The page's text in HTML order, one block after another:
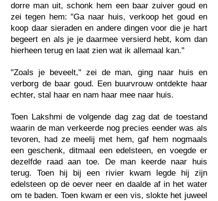
dorre man uit, schonk hem een baar zuiver goud en
zei tegen hem: "Ga naar huis, verkoop het goud en
koop daar sieraden en andere dingen voor die je hart
begeert en als je je daarmee versierd hebt, kom dan
hierheen terug en laat zien wat ik allemaal kan."
"Zoals je beveelt," zei de man, ging naar huis en
verborg de baar goud. Een buurvrouw ontdekte haar
echter, stal haar en nam haar mee naar huis.
Toen Lakshmi de volgende dag zag dat de toestand
waarin de man verkeerde nog precies eender was als
tevoren, had ze meelij met hem, gaf hem nogmaals
een geschenk, ditmaal een edelsteen, en voegde er
dezelfde raad aan toe. De man keerde naar huis
terug. Toen hij bij een rivier kwam legde hij zijn
edelsteen op de oever neer en daalde af in het water
om te baden. Toen kwam er een vis, slokte het juweel